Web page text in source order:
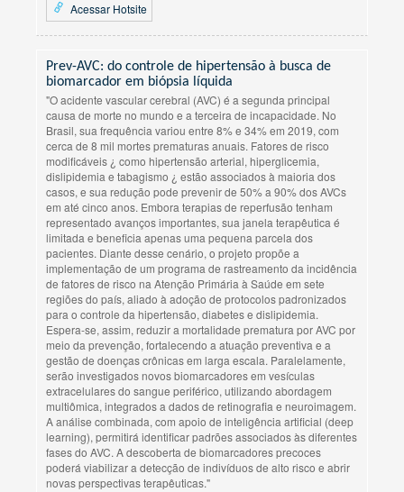
Acessar Hotsite
Prev-AVC: do controle de hipertensão à busca de
biomarcador em biópsia líquida
"O acidente vascular cerebral (AVC) é a segunda principal
causa de morte no mundo e a terceira de incapacidade. No
Brasil, sua frequência variou entre 8% e 34% em 2019, com
cerca de 8 mil mortes prematuras anuais. Fatores de risco
modificáveis ¿ como hipertensão arterial, hiperglicemia,
dislipidemia e tabagismo ¿ estão associados à maioria dos
casos, e sua redução pode prevenir de 50% a 90% dos AVCs
em até cinco anos. Embora terapias de reperfusão tenham
representado avanços importantes, sua janela terapêutica é
limitada e beneficia apenas uma pequena parcela dos
pacientes. Diante desse cenário, o projeto propõe a
implementação de um programa de rastreamento da incidência
de fatores de risco na Atenção Primária à Saúde em sete
regiões do país, aliado à adoção de protocolos padronizados
para o controle da hipertensão, diabetes e dislipidemia.
Espera-se, assim, reduzir a mortalidade prematura por AVC por
meio da prevenção, fortalecendo a atuação preventiva e a
gestão de doenças crônicas em larga escala. Paralelamente,
serão investigados novos biomarcadores em vesículas
extracelulares do sangue periférico, utilizando abordagem
multiômica, integrados a dados de retinografia e neuroimagem.
A análise combinada, com apoio de inteligência artificial (deep
learning), permitirá identificar padrões associados às diferentes
fases do AVC. A descoberta de biomarcadores precoces
poderá viabilizar a detecção de indivíduos de alto risco e abrir
novas perspectivas terapêuticas."